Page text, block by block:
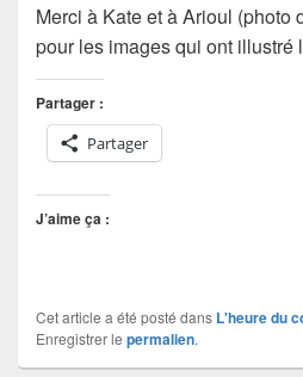
Merci à Kate et à Arioul (photo
pour les images qui ont illustré
Partager :
Partager
J’aime ça :
Cet article a été posté dans L'heure du
Enregistrer le permalien.